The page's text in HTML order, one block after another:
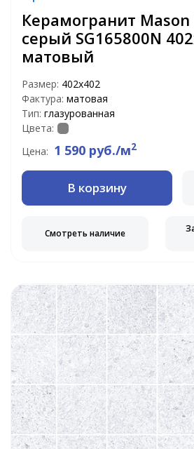
Керамогранит
серый SG165800N
матовый
Размер: 402x402
Фактура: матовая
Тип: глазурованная
Цвета:
Цена: 1 590 руб./м2
В корзину
Смотреть наличие